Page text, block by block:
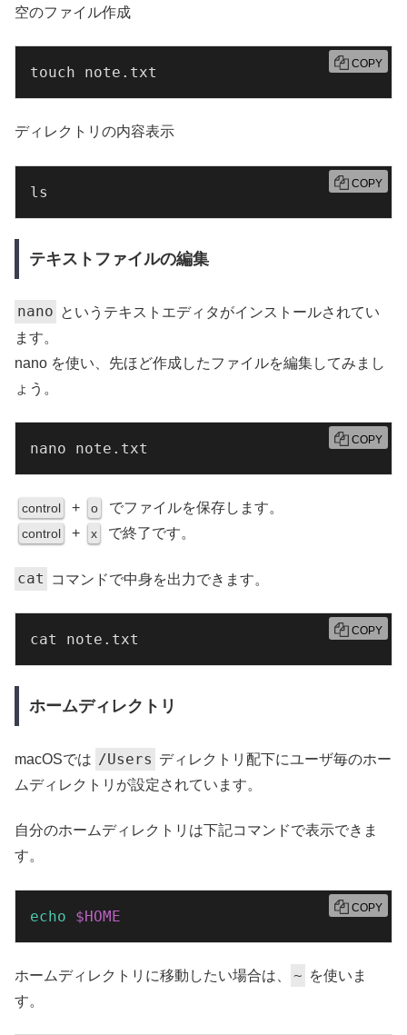
空のファイル作成
touch note.txt COPY
ディレクトリの内容表示
ls COPY
テキストファイルの編集
nano というテキストエディタがインストールされてい
ます。
nano を使い、先ほど作成したファイルを編集してみまし
ょう。
nano note.txt COPY
control + o でファイルを保存します。
control + x で終了です。
cat コマンドで中身を出力できます。
cat note.txt COPY
ホームディレクトリ
macOSでは /Users ディレクトリ配下にユーザ毎のホー
ムディレクトリが設定されています。
自分のホームディレクトリは下記コマンドで表示できま
す。
echo $HOME COPY
ホームディレクトリに移動したい場合は、 ~ を使いま
す。